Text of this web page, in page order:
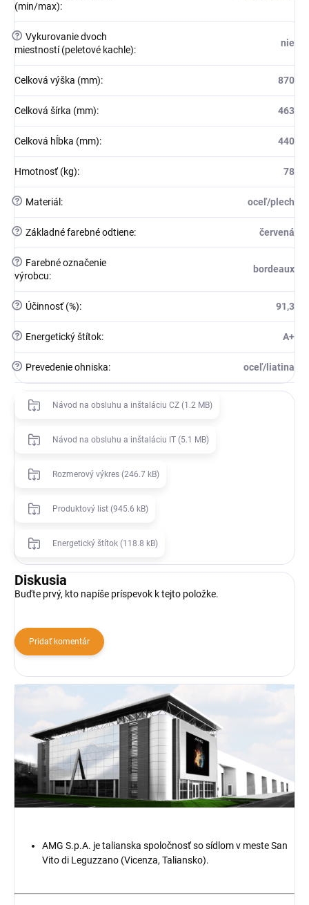
(min/max):
? Vykurovanie dvoch
miestností (peletové kachle):
nie
Celková výška (mm): 870
Celková šírka (mm): 463
Celková hĺbka (mm): 440
Hmotnosť (kg): 78
? Materiál : oceľ/plech
? Základné farebné odtiene: červená
?
Farebné označenie
výrobcu:
bordeaux
? Účinnosť (%): 91,3
? Energetický štítok: A+
? Prevedenie ohniska: oceľ/liatina
Návod na obsluhu a inštaláciu CZ (1.2 MB)
Návod na obsluhu a inštaláciu IT (5.1 MB)
Rozmerový výkres (246.7 kB)
Produktový list (945.6 kB)
Energetický štítok (118.8 kB)
Diskusia
Buďte prvý, kto napíše príspevok k tejto položke.
Pridať komentár
AMG S.p.A. je talianska spoločnosť so sídlom v meste San
Vito di Leguzzano (Vicenza, Taliansko).